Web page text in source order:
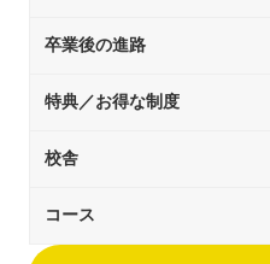
卒業後の進路
特典／お得な制度
校舎
コース